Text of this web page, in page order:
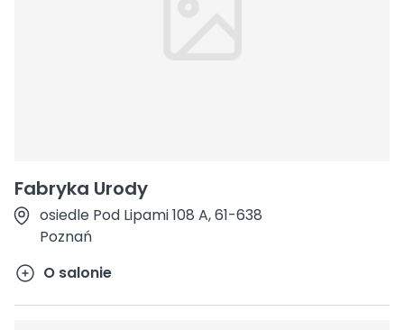
Fabryka Urody
osiedle Pod Lipami 108 A, 61-638
Poznań
O salonie